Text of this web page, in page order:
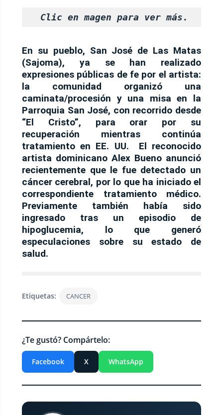
Clic en magen para ver más.
En su pueblo, San José de Las Matas
(Sajoma), ya se han realizado
expresiones públicas de fe por el artista:
la comunidad organizó una
caminata/procesión y una misa en la
Parroquia San José, con recorrido desde
“El Cristo”, para orar por su
recuperación mientras continúa
tratamiento en EE. UU. El reconocido
artista dominicano Alex Bueno anunció
recientemente que le fue detectado un
cáncer cerebral, por lo que ha iniciado el
correspondiente tratamiento médico.
Previamente también había sido
ingresado tras un episodio de
hipoglucemia, lo que generó
especulaciones sobre su estado de
salud.
Etiquetas: CANCER
¿Te gustó? Compártelo:
Facebook X WhatsApp